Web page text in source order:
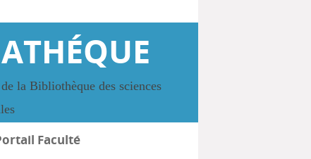
la Bibliothèque des sciences
Faculté